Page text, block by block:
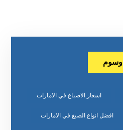
وسوم
اسعار الاصباغ في الامارات
افضل انواع الصبغ في الامارات